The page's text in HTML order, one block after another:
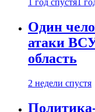
1 год спустя 1
Один
атаки
область
2 недели спустя